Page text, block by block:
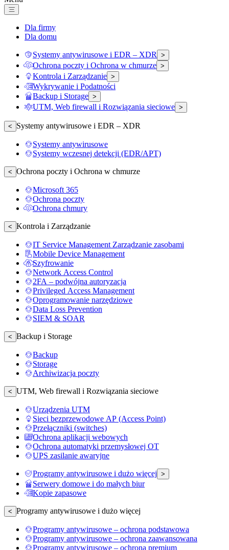
Dla firmy
Dla domu
Systemy antywirusowe i EDR – XDR >
Ochrona poczty i Ochrona w chmurze >
Kontrola i Zarządzanie >
Wykrywanie i Podatności
Backup i Storage >
UTM, Web firewall i Rozwiązania sieciowe >
< Systemy antywirusowe i EDR – XDR
Systemy antywirusowe
Systemy wczesnej detekcji (EDR/APT)
< Ochrona poczty i Ochrona w chmurze
Microsoft 365
Ochrona poczty
Ochrona chmury
< Kontrola i Zarządzanie
IT Service Management Zarządzanie zasobami
Mobile Device Management
Szyfrowanie
Network Access Control
2FA – podwójna autoryzacja
Privileged Access Management
Oprogramowanie narzędziowe
Data Loss Prevention
SIEM & SOAR
< Backup i Storage
Backup
Storage
Archiwizacja poczty
< UTM, Web firewall i Rozwiązania sieciowe
Urządzenia UTM
Sieci bezprzewodowe AP (Access Point)
Przełączniki (switches)
Ochrona aplikacji webowych
Ochrona automatyki przemysłowej OT
UPS zasilanie awaryjne
Programy antywirusowe i dużo więcej >
Serwery domowe i do małych biur
Kopie zapasowe
< Programy antywirusowe i dużo więcej
Programy antywirusowe – ochrona podstawowa
Programy antywirusowe – ochrona zaawansowana
Programy antywirusowe – ochrona premium